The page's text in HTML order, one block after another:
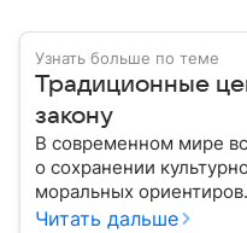
Узнать больше по теме
Традиционные
закону
В современном мире
о сохранении
моральных
становятся предметом
Читать дальше